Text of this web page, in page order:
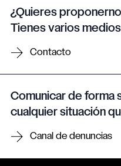
¿Quieres
Tienes varios
Contacto
Comunicar de forma
cualquier situación
Canal de denuncias